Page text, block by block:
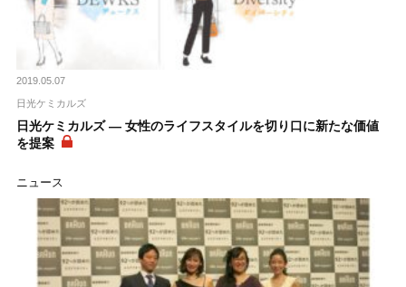
2019.05.07
日光ケミカルズ
日光ケミカルズ ― 女性のライフスタイルを切り口に新たな価値
を提案
ニュース